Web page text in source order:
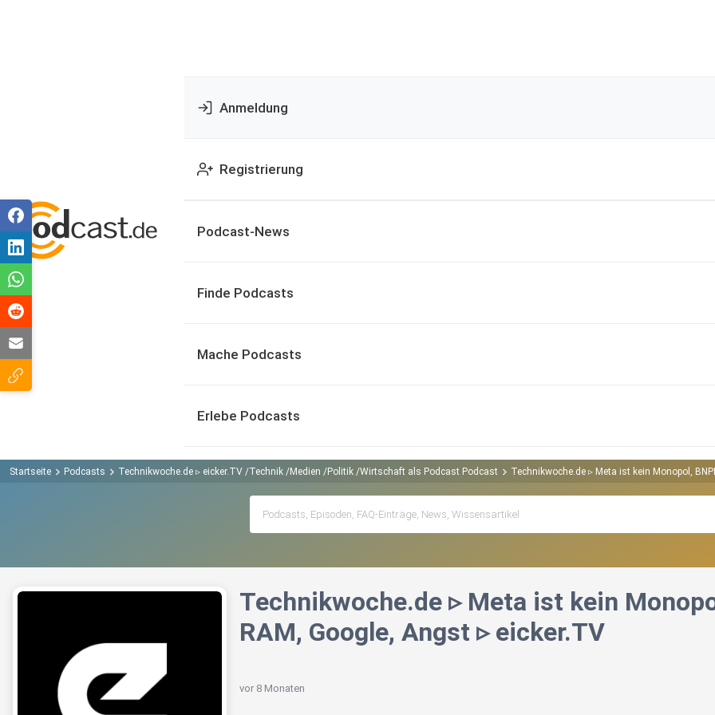
Anmeldung
Registrierung
Podcast-News
Finde Podcasts
Mache Podcasts
Erlebe Podcasts
Startseite Podcasts Technikwoche.de ▹ eicker.TV /Technik /Medien /Politik /Wirtschaft als Podcast Podcast Technikwoche.de ▹ Meta ist kein Monopol,
Technikwoche.de ▹ Meta ist kein
RAM, Google, Angst ▹ eicker.TV
vor 8 Monaten